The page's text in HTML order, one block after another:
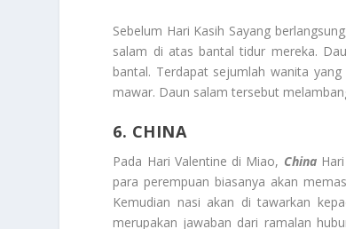
Sebelum Hari Kasih Sayang
salam di atas bantal tidur mereka.
bantal. Terdapat sejumlah wanita
mawar. Daun salam tersebut
6. CHINA
Pada Hari Valentine di Miao, China
para perempuan biasanya akan
Kemudian nasi akan di tawarkan
merupakan jawaban dari ramalan